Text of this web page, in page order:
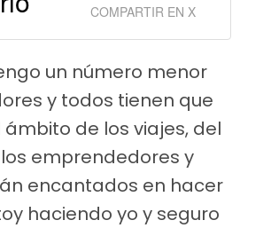
COMPARTIR EN X
un número menor
y todos tienen que
ámbito de los viajes, del
emprendedores y
encantados en hacer
haciendo yo y seguro